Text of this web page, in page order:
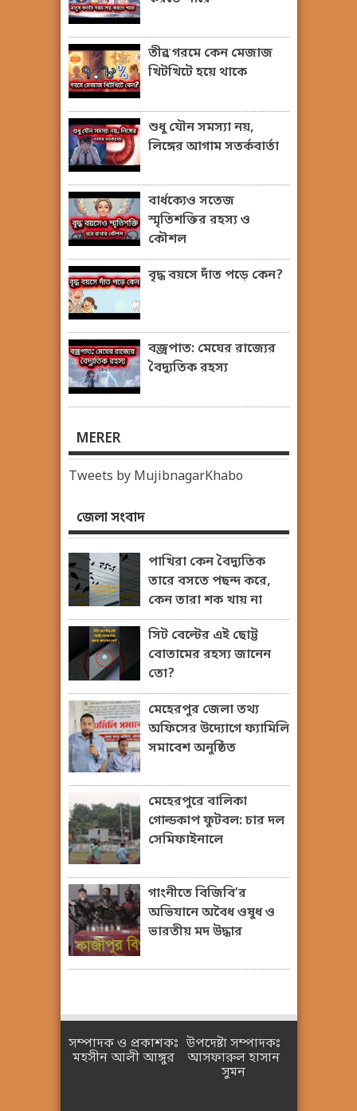
তীব্র গরমে কেন মেজাজ
খিটখিটে হয়ে থাকে
শুধু যৌন সমস্যা নয়,
লিঙ্গের আগাম সতর্কবার্তা
বার্ধক্যেও সতেজ
স্মৃতিশক্তির রহস্য ও
কৌশল
বৃদ্ধ বয়সে দাঁত পড়ে কেন?
বজ্রপাত: মেঘের রাজ্যের
বৈদ্যুতিক রহস্য
MERER
Tweets by MujibnagarKhabo
জেলা সংবাদ
পাখিরা কেন বৈদ্যুতিক
তারে বসতে পছন্দ করে,
কেন তারা শক খায় না
সিট বেল্টের এই ছোট্ট
বোতামের রহস্য জানেন
তো?
মেহেরপুর জেলা তথ্য
অফিসের উদ্যোগে ফ্যামিলি
সমাবেশ অনুষ্ঠিত
মেহেরপুরে বালিকা
গোল্ডকাপ ফুটবল: চার দল
সেমিফাইনালে
গাংনীতে বিজিবি’র
অভিযানে অবৈধ ওষুধ ও
ভারতীয় মদ উদ্ধার
সম্পাদক ও প্রকাশকঃ
মহসীন আলী আঙ্গুর
উপদেষ্টা সম্পাদকঃ
আসফারুল হাসান
সুমন